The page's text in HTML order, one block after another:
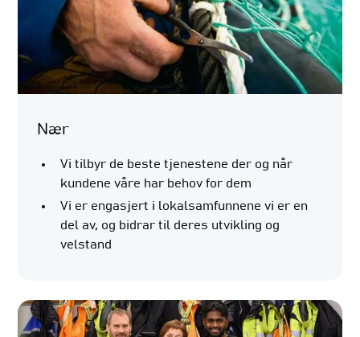
Nær
Vi tilbyr de beste tjenestene der og når
kundene våre har behov for dem
Vi er engasjert i lokalsamfunnene vi er en
del av, og bidrar til deres utvikling og
velstand